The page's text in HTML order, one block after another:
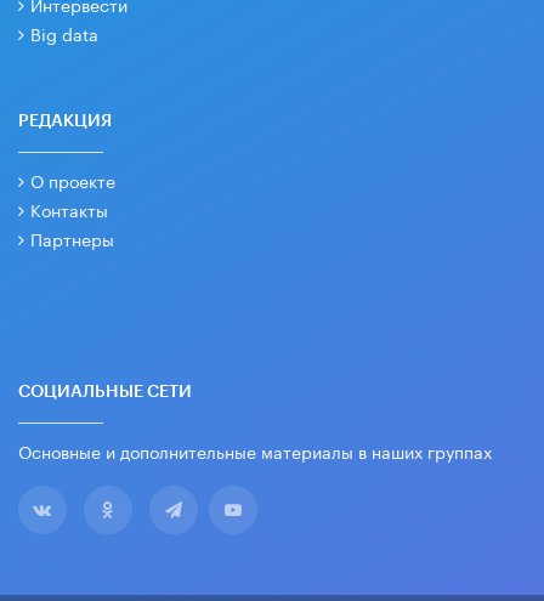
Big data
РЕДАКЦИЯ
О проекте
Контакты
Партнеры
СОЦИАЛЬНЫЕ СЕТИ
Основные и дополнительные материалы в наших группах